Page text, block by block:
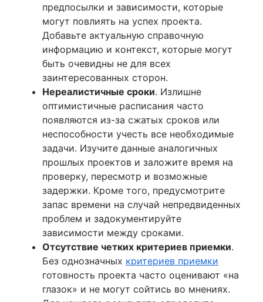
предпосылки и зависимости, которые
могут повлиять на успех проекта.
Добавьте актуальную справочную
информацию и контекст, которые могут
быть очевидны не для всех
заинтересованных сторон.
Нереалистичные сроки. Излишне
оптимистичные расписания часто
появляются из-за сжатых сроков или
неспособности учесть все необходимые
задачи. Изучите данные аналогичных
прошлых проектов и заложите время на
проверку, пересмотр и возможные
задержки. Кроме того, предусмотрите
запас времени на случай непредвиденных
проблем и задокументируйте
зависимости между сроками.
Отсутствие четких критериев приемки.
Без однозначных критериев приемки
готовность проекта часто оценивают «на
глазок» и не могут сойтись во мнениях.